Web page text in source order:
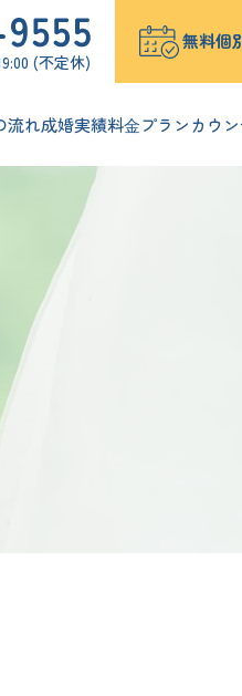
(不定休)
無料個
流れ成婚実績料⾦プランカウ